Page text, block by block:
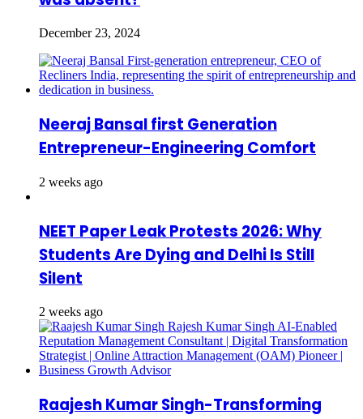
December 23, 2024
Neeraj Bansal first Generation
Entrepreneur-Engineering Comfort
2 weeks ago
NEET Paper Leak Protests 2026: Why
Students Are Dying and Delhi Is Still
Silent
2 weeks ago
Raajesh Kumar Singh-Transforming